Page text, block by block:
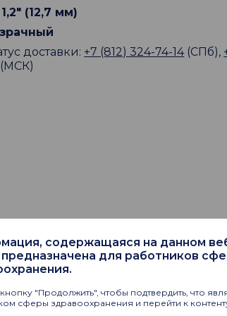
1,2" (12,7 мм)
доставки: +7 (812) 324-74-14(СПб),
(МСК)
содержащаяся на данном
предназначена для работников
"Продолжить", чтобы подтвердить, что
сферы здравоохранения и перейти к